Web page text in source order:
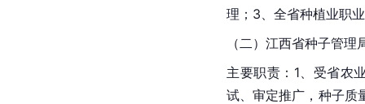
理；3、全省种植业职
（二）江西省种子管理
主要职责：1、受省农
试、审定推广，种子质